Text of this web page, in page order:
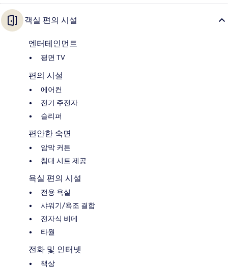
객실 편의 시설
엔터테인먼트
평면 TV
편의 시설
에어컨
전기 주전자
슬리퍼
편안한 숙면
암막 커튼
침대 시트 제공
욕실 편의 시설
전용 욕실
샤워기/욕조 결합
전자식 비데
타월
전화 및 인터넷
책상